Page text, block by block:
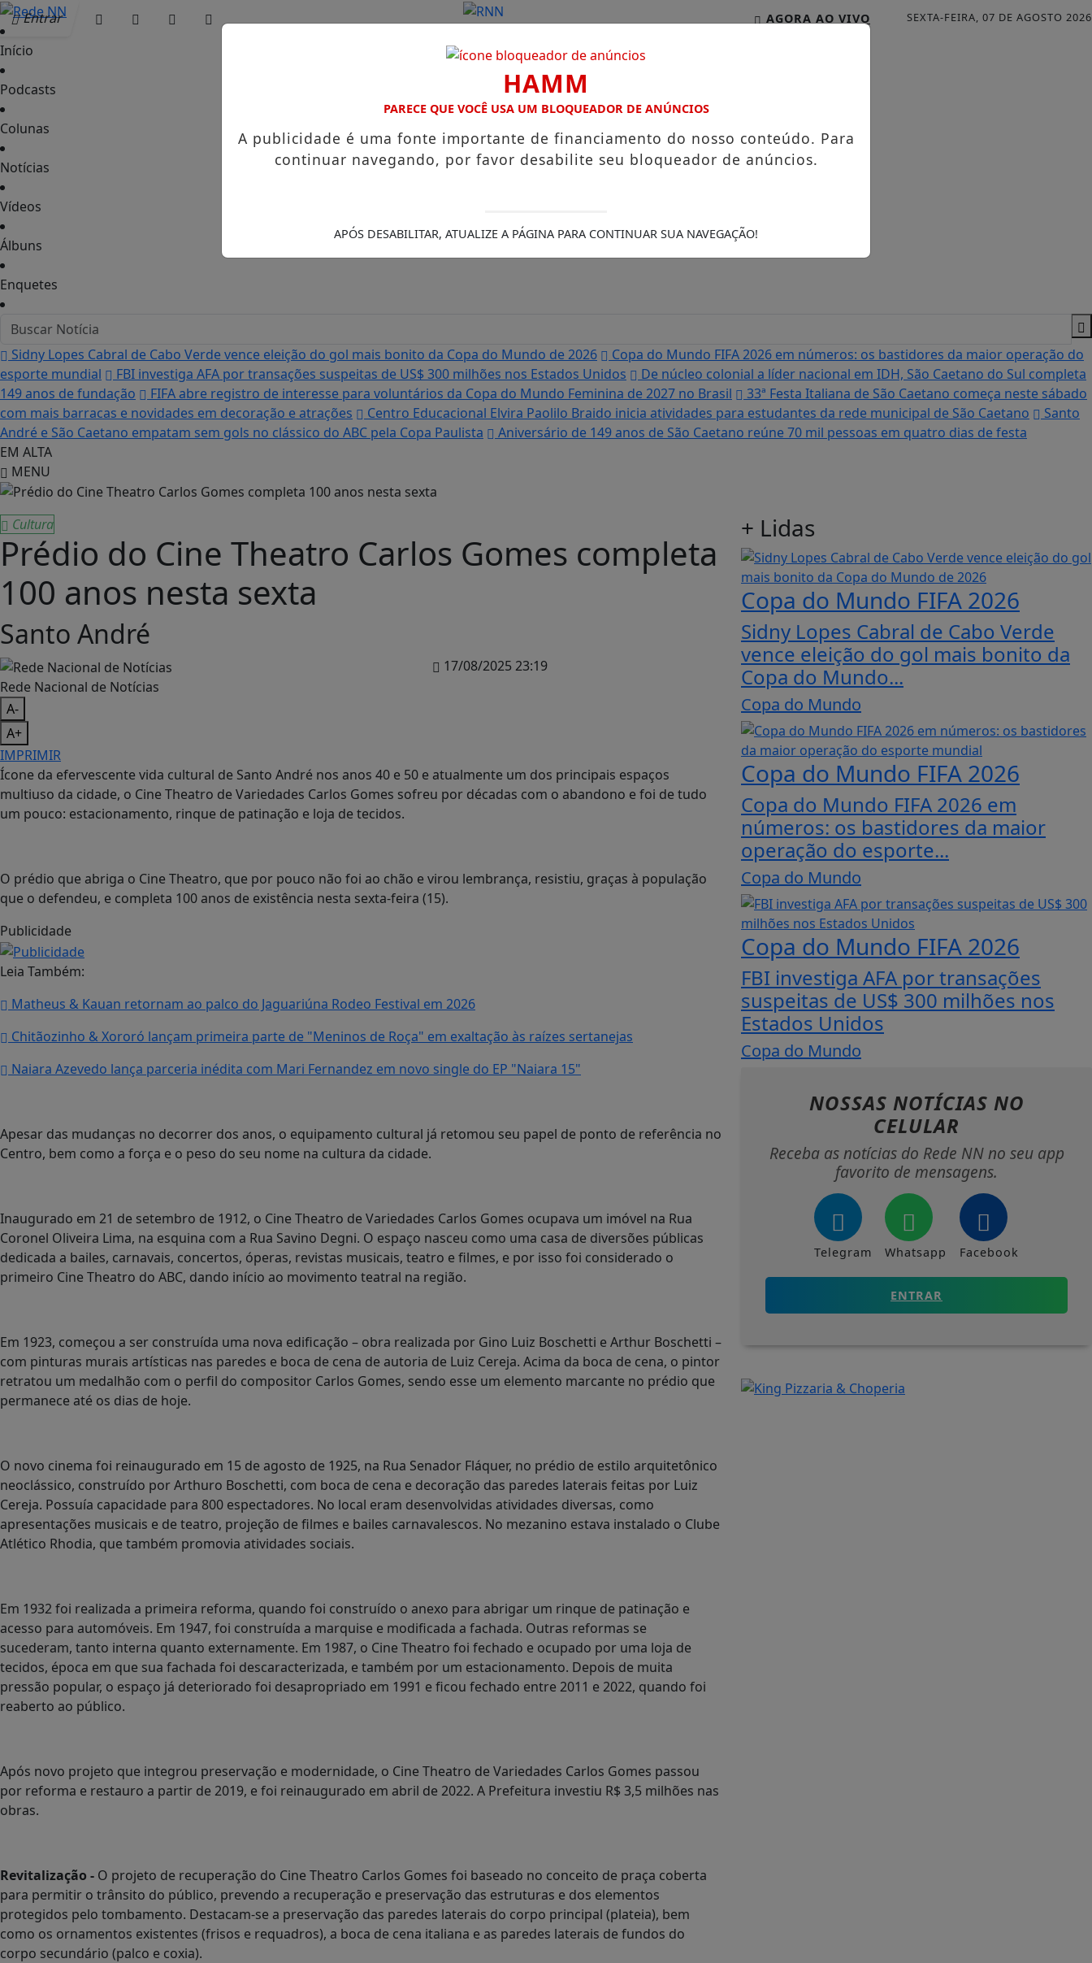
Entrar SEXTA-FEIRA, 07 DE AGOSTO 2026
AGORA AO VIVO
Início
Podcasts
Colunas
Notícias
Vídeos
Álbuns
Enquetes
Sidny Lopes Cabral de Cabo Verde vence eleição do gol mais bonito da Copa do Mundo de 2026
Copa do Mundo FIFA 2026 em números: os bastidores da maior operação do
esporte mundial
FBI investiga AFA por transações suspeitas de US$ 300 milhões nos Estados Unidos
De núcleo colonial a líder nacional em IDH, São Caetano do Sul completa
149 anos de fundação
FIFA abre registro de interesse para voluntários da Copa do Mundo Feminina de 2027 no Brasil
33ª Festa Italiana de São Caetano começa neste sábado
com mais barracas e novidades em decoração e atrações
Centro Educacional Elvira Paolilo Braido inicia atividades para estudantes da rede municipal de São Caetano
Santo
André e São Caetano empatam sem gols no clássico do ABC pela Copa Paulista
Aniversário de 149 anos de São Caetano reúne 70 mil pessoas em quatro dias de festa
EM ALTA
MENU
Cultura
Prédio do Cine Theatro Carlos Gomes completa
100 anos nesta sexta
Santo André
Rede Nacional de Notícias
17/08/2025 23:19
A-
A+
IMPRIMIR
Ícone da efervescente vida cultural de Santo André nos anos 40 e 50 e atualmente um dos principais espaços
multiuso da cidade, o Cine Theatro de Variedades Carlos Gomes sofreu por décadas com o abandono e foi de tudo
um pouco: estacionamento, rinque de patinação e loja de tecidos.
O prédio que abriga o Cine Theatro, que por pouco não foi ao chão e virou lembrança, resistiu, graças à população
que o defendeu, e completa 100 anos de existência nesta sexta-feira (15).
Publicidade
Leia Também:
Matheus & Kauan retornam ao palco do Jaguariúna Rodeo Festival em 2026
Chitãozinho & Xororó lançam primeira parte de "Meninos de Roça" em exaltação às raízes sertanejas
Naiara Azevedo lança parceria inédita com Mari Fernandez em novo single do EP "Naiara 15"
Apesar das mudanças no decorrer dos anos, o equipamento cultural já retomou seu papel de ponto de referência no
Centro, bem como a força e o peso do seu nome na cultura da cidade.
Inaugurado em 21 de setembro de 1912, o Cine Theatro de Variedades Carlos Gomes ocupava um imóvel na Rua
Coronel Oliveira Lima, na esquina com a Rua Savino Degni. O espaço nasceu como uma casa de diversões públicas
dedicada a bailes, carnavais, concertos, óperas, revistas musicais, teatro e filmes, e por isso foi considerado o
primeiro Cine Theatro do ABC, dando início ao movimento teatral na região.
Em 1923, começou a ser construída uma nova edificação – obra realizada por Gino Luiz Boschetti e Arthur Boschetti –
com pinturas murais artísticas nas paredes e boca de cena de autoria de Luiz Cereja. Acima da boca de cena, o pintor
retratou um medalhão com o perfil do compositor Carlos Gomes, sendo esse um elemento marcante no prédio que
permanece até os dias de hoje.
O novo cinema foi reinaugurado em 15 de agosto de 1925, na Rua Senador Fláquer, no prédio de estilo arquitetônico
neoclássico, construído por Arthuro Boschetti, com boca de cena e decoração das paredes laterais feitas por Luiz
Cereja. Possuía capacidade para 800 espectadores. No local eram desenvolvidas atividades diversas, como
apresentações musicais e de teatro, projeção de filmes e bailes carnavalescos. No mezanino estava instalado o Clube
Atlético Rhodia, que também promovia atividades sociais.
Em 1932 foi realizada a primeira reforma, quando foi construído o anexo para abrigar um rinque de patinação e
acesso para automóveis. Em 1947, foi construída a marquise e modificada a fachada. Outras reformas se
sucederam, tanto interna quanto externamente. Em 1987, o Cine Theatro foi fechado e ocupado por uma loja de
tecidos, época em que sua fachada foi descaracterizada, e também por um estacionamento. Depois de muita
pressão popular, o espaço já deteriorado foi desapropriado em 1991 e ficou fechado entre 2011 e 2022, quando foi
reaberto ao público.
Após novo projeto que integrou preservação e modernidade, o Cine Theatro de Variedades Carlos Gomes passou
por reforma e restauro a partir de 2019, e foi reinaugurado em abril de 2022. A Prefeitura investiu R$ 3,5 milhões nas
obras.
Revitalização - O projeto de recuperação do Cine Theatro Carlos Gomes foi baseado no conceito de praça coberta
para permitir o trânsito do público, prevendo a recuperação e preservação das estruturas e dos elementos
protegidos pelo tombamento. Destacam-se a preservação das paredes laterais do corpo principal (plateia), bem
como os ornamentos existentes (frisos e requadros), a boca de cena italiana e as paredes laterais de fundos do
corpo secundário (palco e coxia).
+ Lidas
Copa do Mundo FIFA 2026
Sidny Lopes Cabral de Cabo Verde
vence eleição do gol mais bonito da
Copa do Mundo...
Copa do Mundo
Copa do Mundo FIFA 2026
Copa do Mundo FIFA 2026 em
números: os bastidores da maior
operação do esporte...
Copa do Mundo
Copa do Mundo FIFA 2026
FBI investiga AFA por transações
suspeitas de US$ 300 milhões nos
Estados Unidos
Copa do Mundo
NOSSAS NOTÍCIAS NO
CELULAR
Receba as notícias do Rede NN no seu app
favorito de mensagens.
Telegram Whatsapp Facebook
ENTRAR
HAMM
PARECE QUE VOCÊ USA UM BLOQUEADOR DE ANÚNCIOS
A publicidade é uma fonte importante de financiamento do nosso conteúdo. Para
continuar navegando, por favor desabilite seu bloqueador de anúncios.
APÓS DESABILITAR, ATUALIZE A PÁGINA PARA CONTINUAR SUA NAVEGAÇÃO!